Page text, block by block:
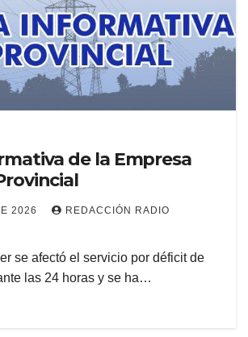
de la Empresa
2026
REDACCIÓN RADIO
se afectó el servicio por déficit de
las 24 horas y se ha…